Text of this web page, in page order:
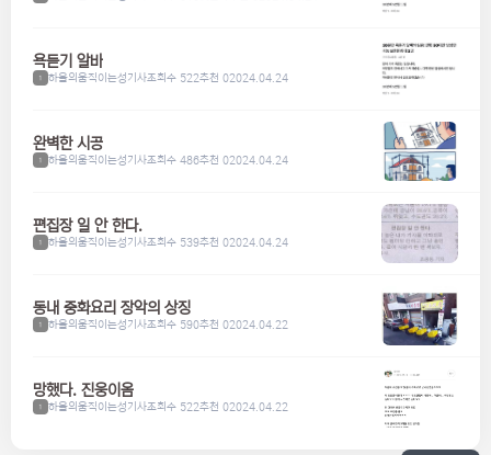
욕듣기 알바
1 하울의움직이는성기사조회수 522추천 02024.04.24
완벽한 시공
1 하울의움직이는성기사조회수 486추천 02024.04.24
편집장 일 안 한다.
1 하울의움직이는성기사조회수 539추천 02024.04.24
동내 중화요리 장악의 상징
1 하울의움직이는성기사조회수 590추천 02024.04.22
망했다. 진웅이옴
1 하울의움직이는성기사조회수 522추천 02024.04.22